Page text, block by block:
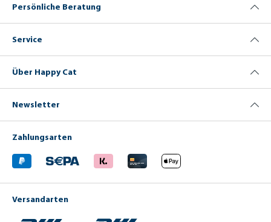
Persönliche Beratung
Service
Über Happy Cat
Newsletter
Zahlungsarten
Versandarten